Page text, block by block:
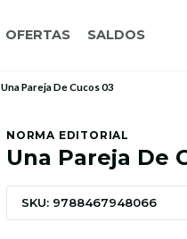
OFERTAS SALDOS
Una Pareja De Cucos 03
NORMA EDITORIAL
Una Pareja De
SKU: 9788467948066